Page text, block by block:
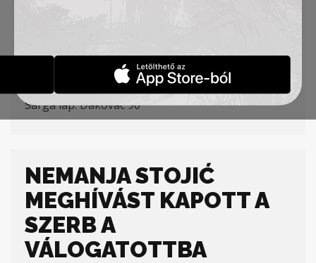
(Vukić 80′)
Cvetković 15′, Jovanović36‘
Sárga lap: Đakovac 90′
NEMANJA STOJIĆ
MEGHÍVÁST KAPOTT A
SZERB A
VÁLOGATOTTBA